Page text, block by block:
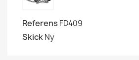
Referens FD409
SkickNy